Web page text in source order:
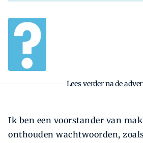
Lees verder na de
Ik ben een voorstander van
onthouden wachtwoorden,